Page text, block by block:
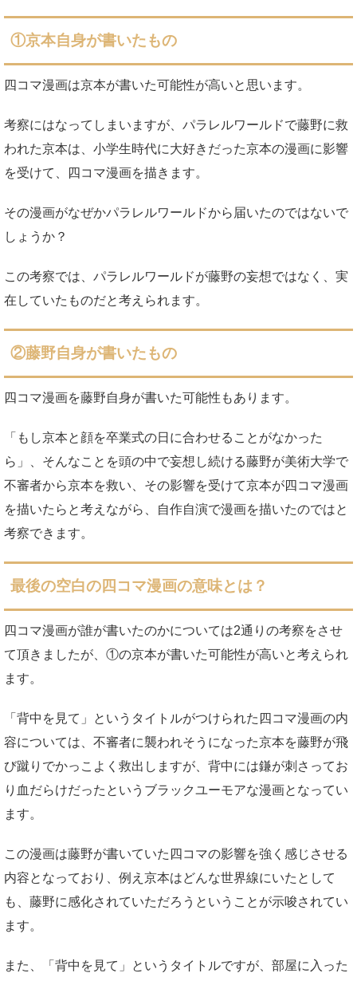
①京本自身が書いたもの
四コマ漫画は京本が書いた可能性が高いと思います。
考察にはなってしまいますが、パラレルワールドで藤野に救
われた京本は、小学生時代に大好きだった京本の漫画に影響
を受けて、四コマ漫画を描きます。
その漫画がなぜかパラレルワールドから届いたのではないで
しょうか？
この考察では、パラレルワールドが藤野の妄想ではなく、実
在していたものだと考えられます。
②藤野自身が書いたもの
四コマ漫画を藤野自身が書いた可能性もあります。
「もし京本と顔を卒業式の日に合わせることがなかった
ら」、そんなことを頭の中で妄想し続ける藤野が美術大学で
不審者から京本を救い、その影響を受けて京本が四コマ漫画
を描いたらと考えながら、自作自演で漫画を描いたのではと
考察できます。
最後の空白の四コマ漫画の意味とは？
四コマ漫画が誰が書いたのかについては2通りの考察をさせ
て頂きましたが、①の京本が書いた可能性が高いと考えられ
ます。
「背中を見て」というタイトルがつけられた四コマ漫画の内
容については、不審者に襲われそうになった京本を藤野が飛
び蹴りでかっこよく救出しますが、背中には鎌が刺さってお
り血だらけだったというブラックユーモアな漫画となってい
ます。
この漫画は藤野が書いていた四コマの影響を強く感じさせる
内容となっており、例え京本はどんな世界線にいたとして
も、藤野に感化されていただろうということが示唆されてい
ます。
また、「背中を見て」というタイトルですが、部屋に入った